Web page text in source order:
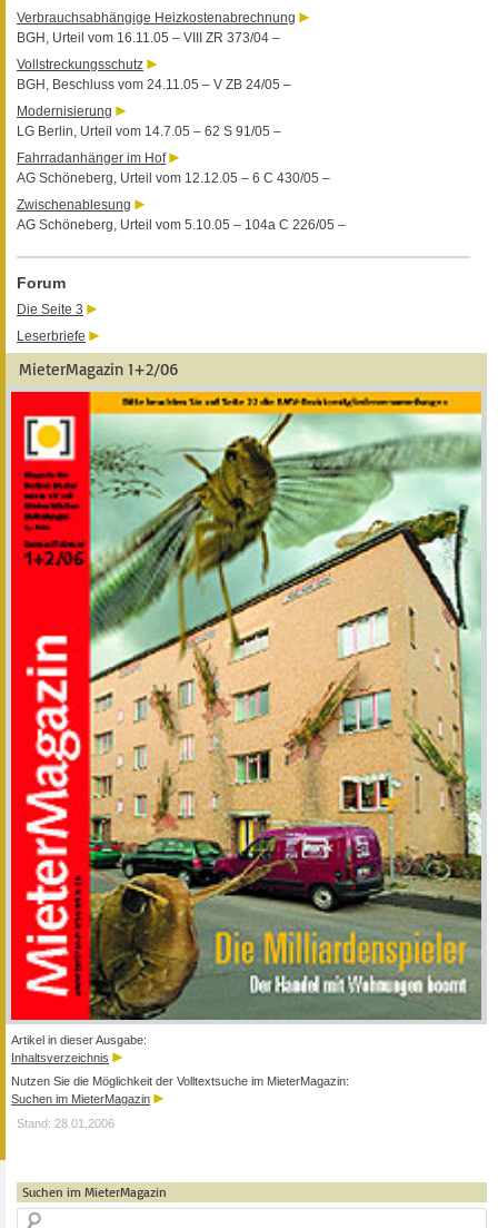
Verbrauchsabhängige Heizkostenabrechnung
BGH, Urteil vom 16.11.05 – VIII ZR 373/04 –
Vollstreckungsschutz
BGH, Beschluss vom 24.11.05 – V ZB 24/05 –
Modernisierung
LG Berlin, Urteil vom 14.7.05 – 62 S 91/05 –
Fahrradanhänger im Hof
AG Schöneberg, Urteil vom 12.12.05 – 6 C 430/05 –
Zwischenablesung
AG Schöneberg, Urteil vom 5.10.05 – 104a C 226/05 –
Forum
Die Seite 3
Leserbriefe
MieterMagazin 1+2/06
Artikel in dieser Ausgabe:
Inhaltsverzeichnis
Nutzen Sie die Möglichkeit der Volltextsuche im MieterMagazin:
Suchen im MieterMagazin
Stand: 28.01.2006
Suchen im MieterMagazin